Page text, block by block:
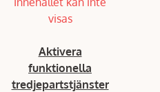
visas
Aktivera
funktionella
tredjepartstjänster